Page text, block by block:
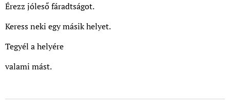
Érezz jóleső fáradtságot.
Keress neki egy másik helyet.
Tegyél a helyére
valami mást.